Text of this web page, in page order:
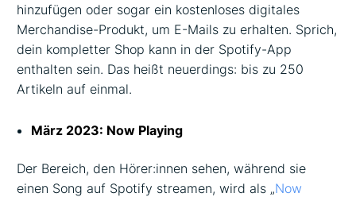
hinzufügen oder sogar ein kostenloses digitales
Merchandise-Produkt, um E-Mails zu erhalten. Sprich,
dein kompletter Shop kann in der Spotify-App
enthalten sein. Das heißt neuerdings: bis zu 250
Artikeln auf einmal.
März 2023: Now Playing
Der Bereich, den Hörer:innen sehen, während sie
einen Song auf Spotify streamen, wird als „Now